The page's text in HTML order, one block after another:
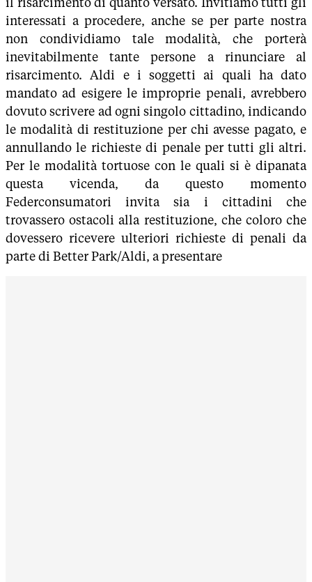
interessati a procedere, anche se per parte nostra
non condividiamo tale modalità, che porterà
inevitabilmente tante persone a rinunciare al
risarcimento. Aldi e i soggetti ai quali ha dato
mandato ad esigere le improprie penali, avrebbero
dovuto scrivere ad ogni singolo cittadino, indicando
le modalità di restituzione per chi avesse pagato, e
annullando le richieste di penale per tutti gli altri.
Per le modalità tortuose con le quali si è dipanata
questa vicenda, da questo momento
Federconsumatori invita sia i cittadini che
trovassero ostacoli alla restituzione, che coloro che
dovessero ricevere ulteriori richieste di penali da
parte di Better Park/Aldi, a presentare